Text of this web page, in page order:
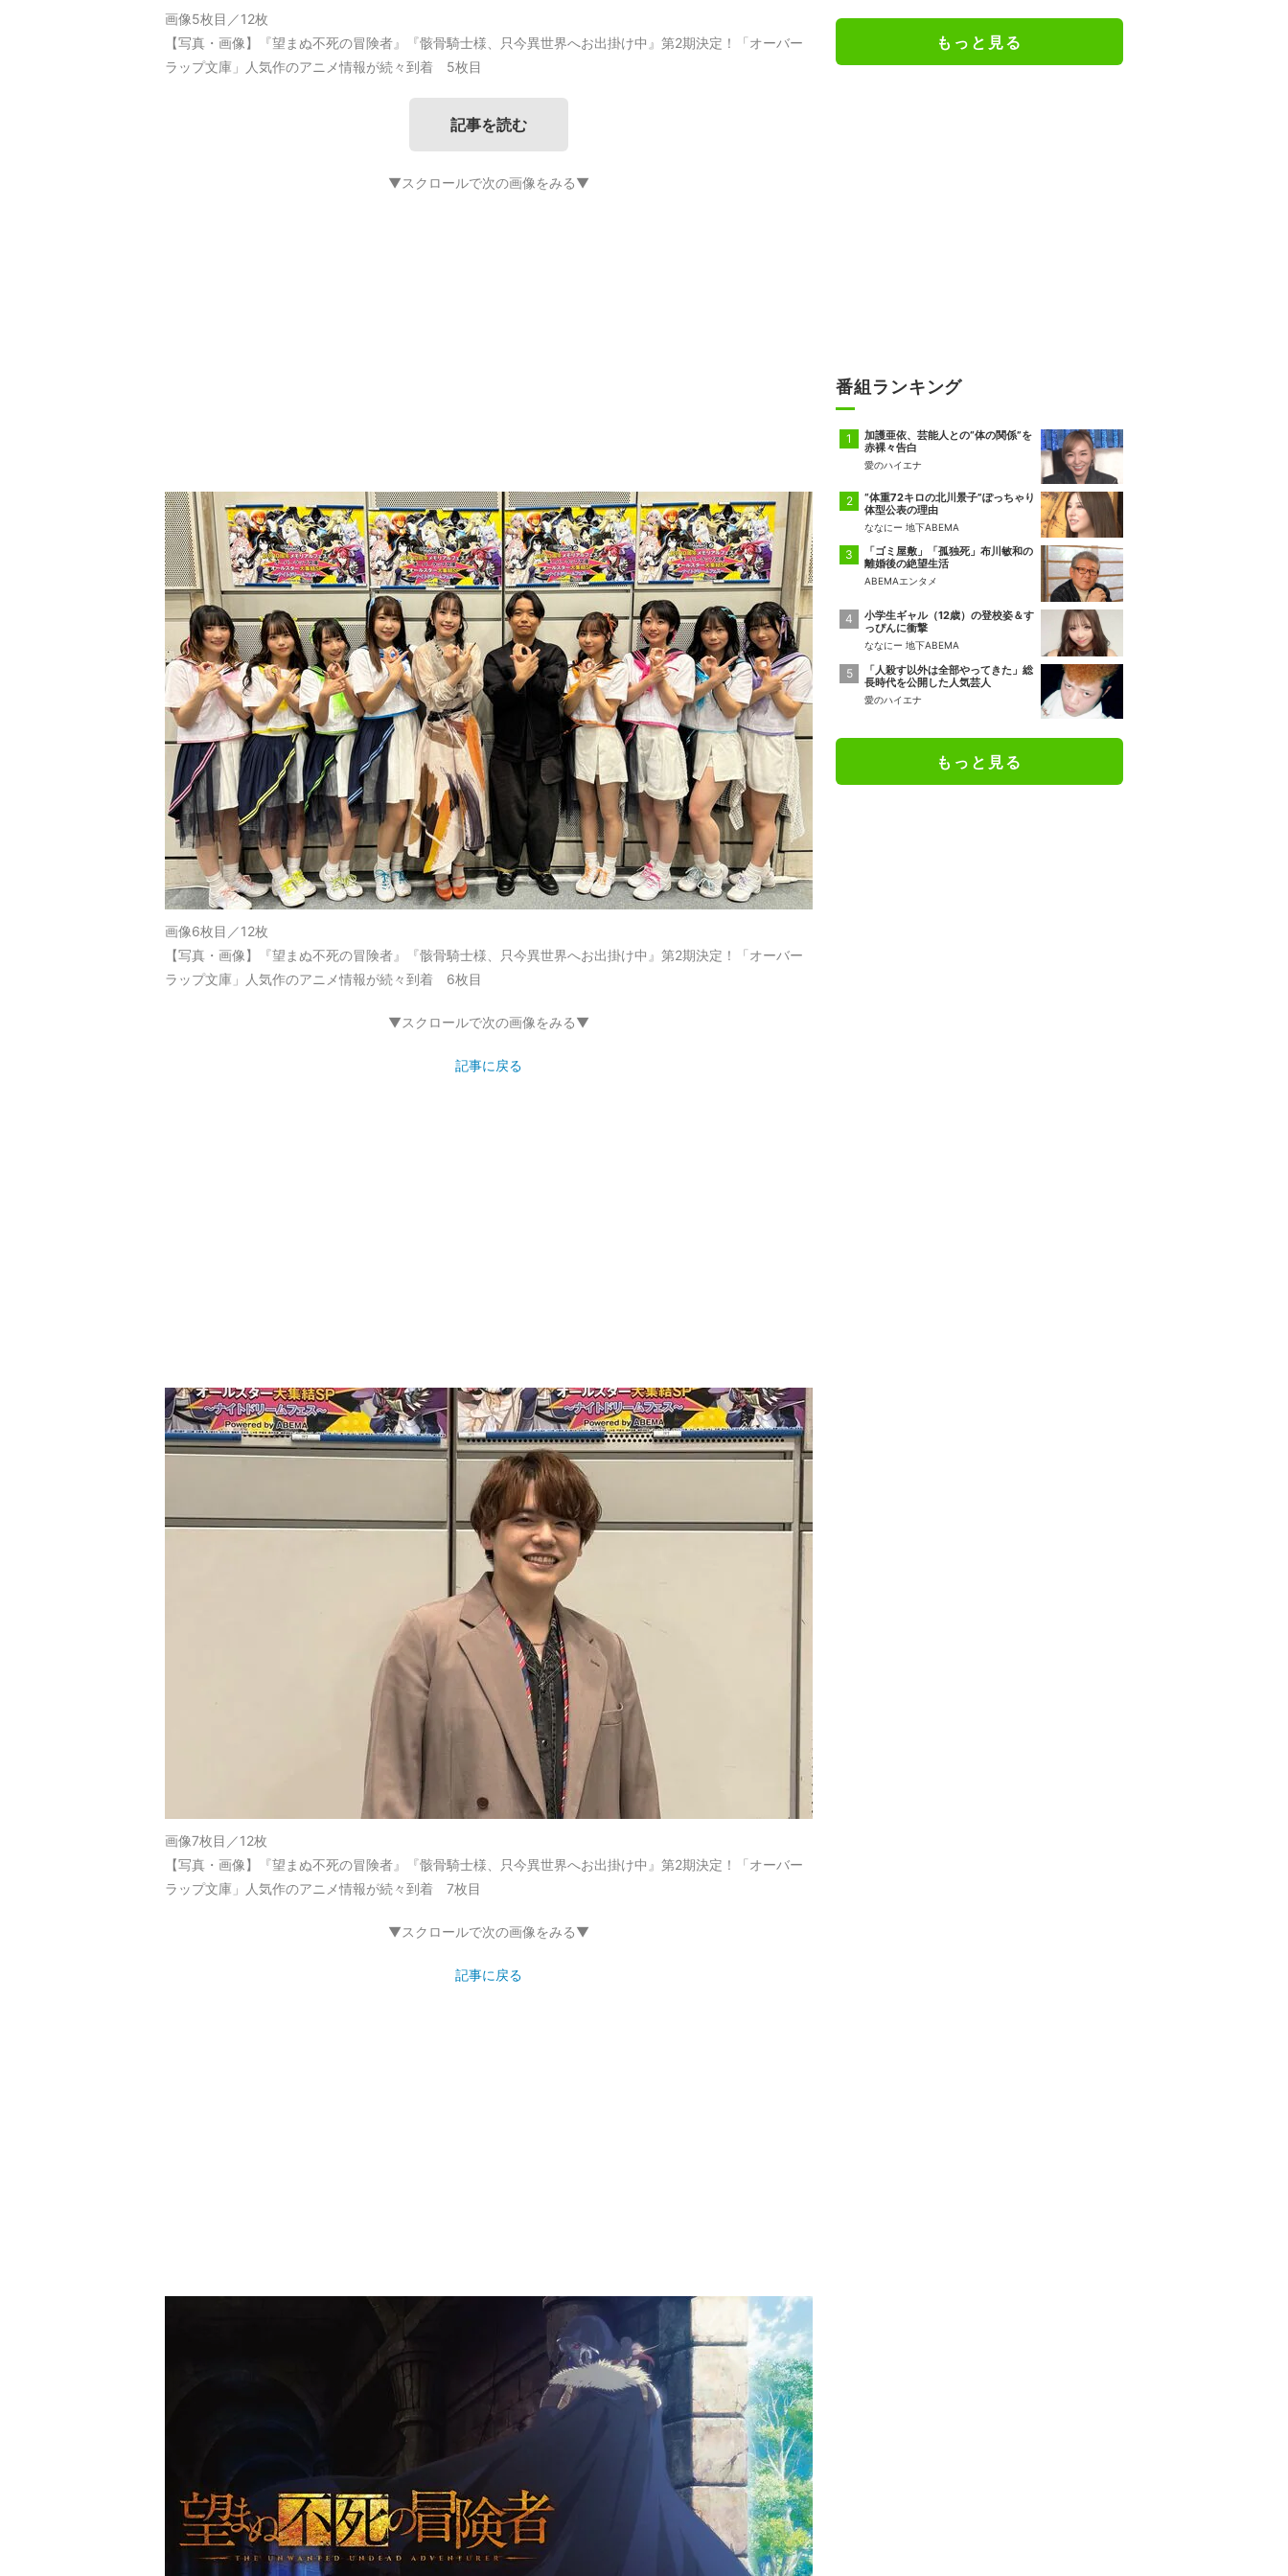
画像5枚目／12枚
【写真・画像】『望まぬ不死の冒険者』『骸骨騎士様、只今異世界へお出掛け中』第2期決定！「オーバー
ラップ文庫」人気作のアニメ情報が続々到着 5枚目
記事を読む
▼スクロールで次の画像をみる▼
画像6枚目／12枚
【写真・画像】『望まぬ不死の冒険者』『骸骨騎士様、只今異世界へお出掛け中』第2期決定！「オーバー
ラップ文庫」人気作のアニメ情報が続々到着 6枚目
▼スクロールで次の画像をみる▼
記事に戻る
画像7枚目／12枚
【写真・画像】『望まぬ不死の冒険者』『骸骨騎士様、只今異世界へお出掛け中』第2期決定！「オーバー
ラップ文庫」人気作のアニメ情報が続々到着 7枚目
▼スクロールで次の画像をみる▼
記事に戻る
もっと見る
番組ランキング
加護亜依、芸能人との“体の関係”を
赤裸々告白
愛のハイエナ
“体重72キロの北川景子”ぽっちゃり
体型公表の理由
ななにー 地下ABEMA
「ゴミ屋敷」「孤独死」布川敏和の
離婚後の絶望生活
ABEMAエンタメ
小学生ギャル（12歳）の登校姿＆す
っぴんに衝撃
ななにー 地下ABEMA
「人殺す以外は全部やってきた」総
長時代を公開した人気芸人
愛のハイエナ
もっと見る